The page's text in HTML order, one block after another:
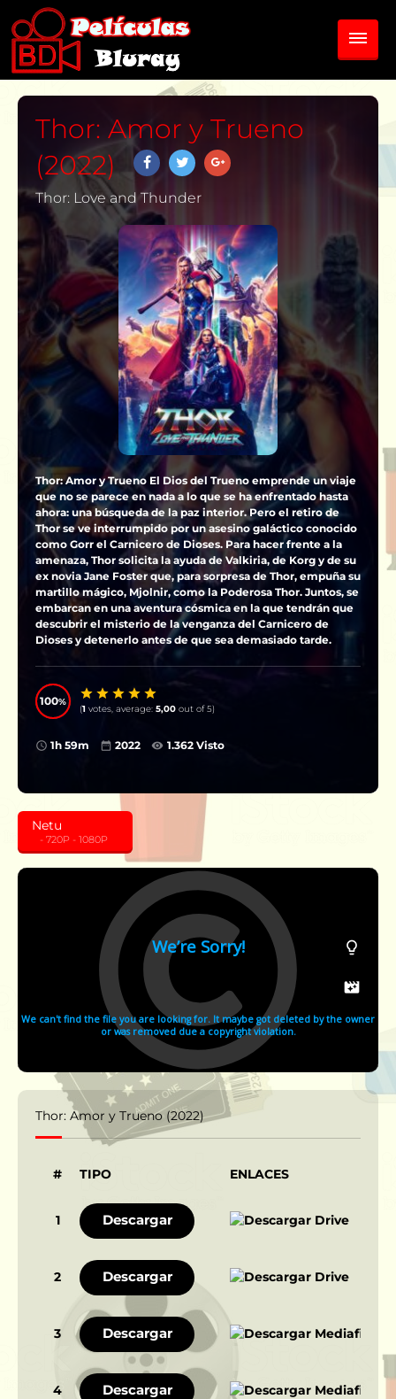
Thor: Amor y Trueno
(2022)
Thor: Love and Thunder
Thor: Amor y Trueno El Dios del Trueno emprende un viaje
que no se parece en nada a lo que se ha enfrentado hasta
ahora: una búsqueda de la paz interior. Pero el retiro de
Thor se ve interrumpido por un asesino galáctico conocido
como Gorr el Carnicero de Dioses. Para hacer frente a la
amenaza, Thor solicita la ayuda de Valkiria, de Korg y de su
ex novia Jane Foster que, para sorpresa de Thor, empuña su
martillo mágico, Mjolnir, como la Poderosa Thor. Juntos, se
embarcan en una aventura cósmica en la que tendrán que
descubrir el misterio de la venganza del Carnicero de
Dioses y detenerlo antes de que sea demasiado tarde.
100
(1 votes, average: 5,00 out of 5)
1h 59m 2022 1.362 Visto
Netu
‎ ‎ ‎ - 720P - 1080P
Thor: Amor y Trueno (2022)
# TIPO ENLACES
1 Descargar
2 Descargar
3 Descargar
4 Descargar